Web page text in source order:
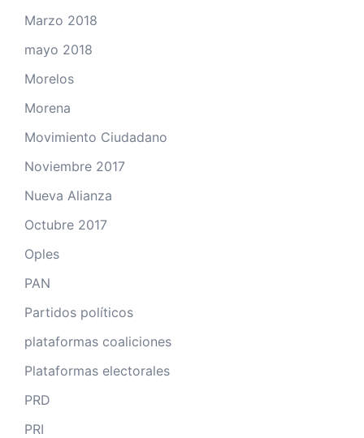
Marzo 2018
mayo 2018
Morelos
Morena
Movimiento Ciudadano
Noviembre 2017
Nueva Alianza
Octubre 2017
Oples
PAN
Partidos políticos
plataformas coaliciones
Plataformas electorales
PRD
PRI